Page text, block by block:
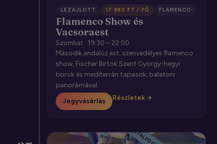
LEZAJLOTT 17 990 FT / FŐ FLAMENCO
Flamenco Show és
Vacsoraest
Szombat · 19:30 – 22:00
Második andalúz est: szenvedélyes flamenco
show, Fischer Birtok Szent György-hegyi
borok és mediterrán tapasok, balatoni
panorámával.
Jegyvásárlás Részletek →